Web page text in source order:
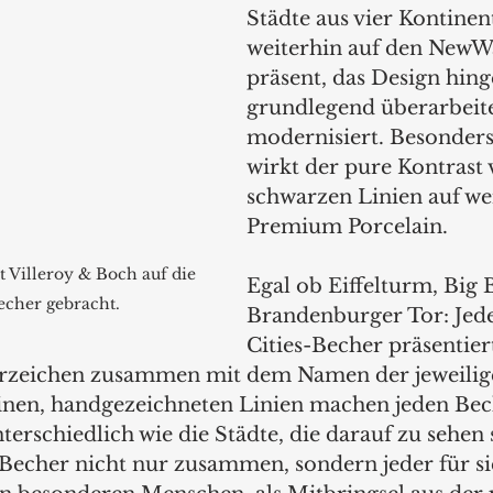
Villeroy & Boch auf die
gebracht.
Städte aus vier
weiterhin auf den
präsent, das Design
grundlegend
modernisiert.
wirkt der pure Kontrast
schwarzen Linien auf
Premium Porcelain.
Egal ob Eiffelturm, Big
Brandenburger Tor:
Cities-Becher
zusammen mit dem Namen der
handgezeichneten Linien machen jeden
wie die Städte, die darauf zu
nicht nur zusammen, sondern jeder für